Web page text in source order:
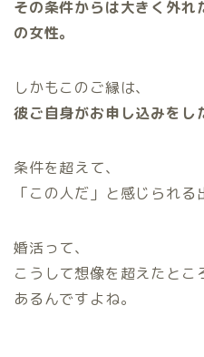
その条件からは大きく外れ
の女性。
しかもこのご縁は、
彼ご自身がお申し込みをし
条件を超えて、
「この人だ」と感じられる
婚活って、
こうして想像を超えたとこ
あるんですよね。